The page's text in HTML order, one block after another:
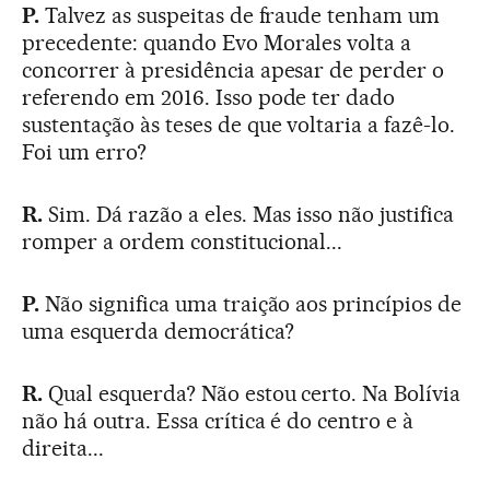
P.Talvez as suspeitas de fraude tenham um
precedente: quando Evo Morales volta a
concorrer à presidência apesar de perder o
referendo em 2016. Isso pode ter dado
sustentação às teses de que voltaria a fazê-lo.
Foi um erro?
R.Sim. Dá razão a eles. Mas isso não justifica
romper a ordem constitucional...
P.Não significa uma traição aos princípios de
uma esquerda democrática?
R.Qual esquerda? Não estou certo. Na Bolívia
não há outra. Essa crítica é do centro e à
direita...